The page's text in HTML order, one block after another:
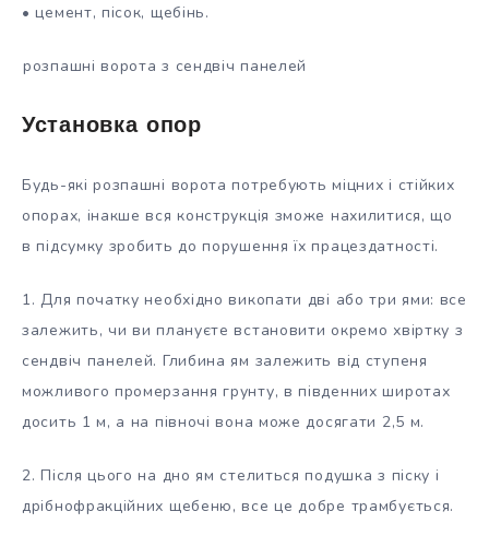
• цемент, пісок, щебінь.
розпашні ворота з сендвіч панелей
Установка опор
Будь-які розпашні ворота потребують міцних і стійких
опорах, інакше вся конструкція зможе нахилитися, що
в підсумку зробить до порушення їх працездатності.
1. Для початку необхідно викопати дві або три ями: все
залежить, чи ви плануєте встановити окремо хвіртку з
сендвіч панелей. Глибина ям залежить від ступеня
можливого промерзання грунту, в південних широтах
досить 1 м, а на півночі вона може досягати 2,5 м.
2. Після цього на дно ям стелиться подушка з піску і
дрібнофракційних щебеню, все це добре трамбується.